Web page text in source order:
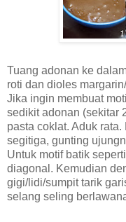
Tuang adonan ke
roti dan dioles
Jika ingin membuat
sedikit adonan (sekitar
pasta coklat. Aduk
segitiga, gunting
Untuk motif batik
diagonal. Kemudian
gigi/lidi/sumpit tarik
selang seling